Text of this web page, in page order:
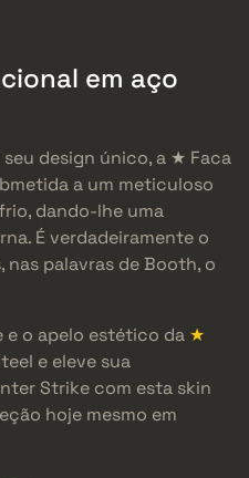
em aço
design único, a ★ Faca
a um meticuloso
dando-lhe uma
É verdadeiramente o
nas palavras de Booth, o
e o apelo estético da ★
e eleve sua
Strike com esta skin
hoje mesmo em